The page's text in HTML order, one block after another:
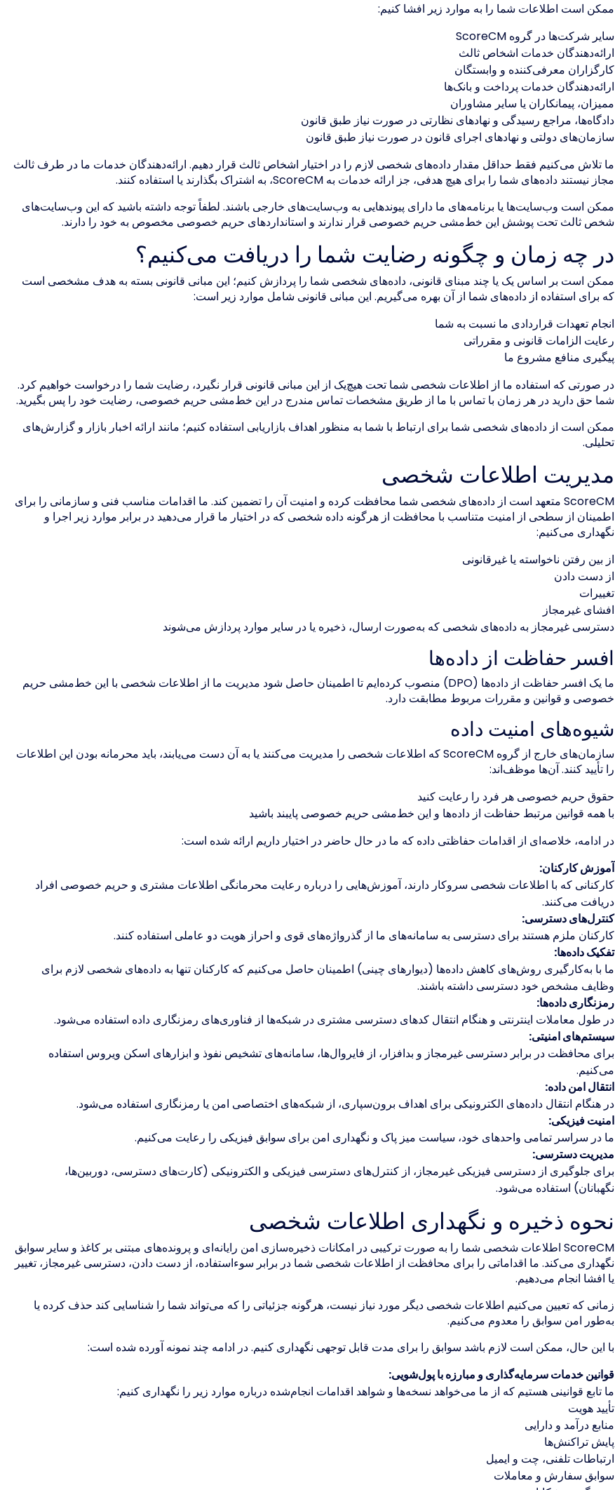
ممکن است اطلاعات شما را به موارد زیر افشا کنیم:
سایر شرکت‌ها در گروه ScoreCM
ارائه‌دهندگان خدمات اشخاص ثالث
کارگزاران معرفی‌کننده و وابستگان
ارائه‌دهندگان خدمات پرداخت و بانک‌ها
ممیزان، پیمانکاران یا سایر مشاوران
دادگاه‌ها، مراجع رسیدگی و نهادهای نظارتی در صورت نیاز طبق قانون
سازمان‌های دولتی و نهادهای اجرای قانون در صورت نیاز طبق قانون
ما تلاش می‌کنیم فقط حداقل مقدار داده‌های شخصی لازم را در اختیار اشخاص ثالث قرار دهیم. ارائه‌دهندگان خدمات ما در طرف ثالث
مجاز نیستند داده‌های شما را برای هیچ هدفی، جز ارائه خدمات به ScoreCM، به اشتراک بگذارند یا استفاده کنند.
ممکن است وب‌سایت‌ها یا برنامه‌های ما دارای پیوندهایی به وب‌سایت‌های خارجی باشند. لطفاً توجه داشته باشید که این وب‌سایت‌های
شخص ثالث تحت پوشش این خط‌مشی حریم خصوصی قرار ندارند و استانداردهای حریم خصوصی مخصوص به خود را دارند.
در چه زمان و چگونه رضایت شما را دریافت می‌کنیم؟
ممکن است بر اساس یک یا چند مبنای قانونی، داده‌های شخصی شما را پردازش کنیم؛ این مبانی قانونی بسته به هدف مشخصی است
که برای استفاده از داده‌های شما از آن بهره می‌گیریم. این مبانی قانونی شامل موارد زیر است:
انجام تعهدات قراردادی ما نسبت به شما
رعایت الزامات قانونی و مقرراتی
پیگیری منافع مشروع ما
در صورتی که استفاده ما از اطلاعات شخصی شما تحت هیچ‌یک از این مبانی قانونی قرار نگیرد، رضایت شما را درخواست خواهیم کرد.
شما حق دارید در هر زمان با تماس با ما از طریق مشخصات تماس مندرج در این خط‌مشی حریم خصوصی، رضایت خود را پس بگیرید.
ممکن است از داده‌های شخصی شما برای ارتباط با شما به منظور اهداف بازاریابی استفاده کنیم؛ مانند ارائه اخبار بازار و گزارش‌های
تحلیلی.
مدیریت اطلاعات شخصی
ScoreCM متعهد است از داده‌های شخصی شما محافظت کرده و امنیت آن را تضمین کند. ما اقدامات مناسب فنی و سازمانی را برای
اطمینان از سطحی از امنیت متناسب با محافظت از هرگونه داده شخصی که در اختیار ما قرار می‌دهید در برابر موارد زیر اجرا و
نگهداری می‌کنیم:
از بین رفتن ناخواسته یا غیرقانونی
از دست دادن
تغییرات
افشای غیرمجاز
دسترسی غیرمجاز به داده‌های شخصی که به‌صورت ارسال، ذخیره یا در سایر موارد پردازش می‌شوند
افسر حفاظت از داده‌ها
ما یک افسر حفاظت از داده‌ها (DPO) منصوب کرده‌ایم تا اطمینان حاصل شود مدیریت ما از اطلاعات شخصی با این خط‌مشی حریم
خصوصی و قوانین و مقررات مربوط مطابقت دارد.
شیوه‌های امنیت داده
سازمان‌های خارج از گروه ScoreCM که اطلاعات شخصی را مدیریت می‌کنند یا به آن دست می‌یابند، باید محرمانه بودن این اطلاعات
را تأیید کنند. آن‌ها موظف‌اند:
حقوق حریم خصوصی هر فرد را رعایت کنید
با همه قوانین مرتبط حفاظت از داده‌ها و این خط‌مشی حریم خصوصی پایبند باشید
در ادامه، خلاصه‌ای از اقدامات حفاظتی داده که ما در حال حاضر در اختیار داریم ارائه شده است:
آموزش کارکنان:
کارکنانی که با اطلاعات شخصی سروکار دارند، آموزش‌هایی را درباره رعایت محرمانگی اطلاعات مشتری و حریم خصوصی افراد
دریافت می‌کنند.
کنترل‌های دسترسی:
کارکنان ملزم هستند برای دسترسی به سامانه‌های ما از گذرواژه‌های قوی و احراز هویت دو عاملی استفاده کنند.
تفکیک داده‌ها:
ما با به‌کارگیری روش‌های کاهش داده‌ها (دیوارهای چینی) اطمینان حاصل می‌کنیم که کارکنان تنها به داده‌های شخصی لازم برای
وظایف مشخص خود دسترسی داشته باشند.
رمزنگاری داده‌ها:
در طول معاملات اینترنتی و هنگام انتقال کدهای دسترسی مشتری در شبکه‌ها از فناوری‌های رمزنگاری داده استفاده می‌شود.
سیستم‌های امنیتی:
برای محافظت در برابر دسترسی غیرمجاز و بدافزار، از فایروال‌ها، سامانه‌های تشخیص نفوذ و ابزارهای اسکن ویروس استفاده
می‌کنیم.
انتقال امن داده:
در هنگام انتقال داده‌های الکترونیکی برای اهداف برون‌سپاری، از شبکه‌های اختصاصی امن یا رمزنگاری استفاده می‌شود.
امنیت فیزیکی:
ما در سراسر تمامی واحدهای خود، سیاست میز پاک و نگهداری امن برای سوابق فیزیکی را رعایت می‌کنیم.
مدیریت دسترسی:
برای جلوگیری از دسترسی فیزیکی غیرمجاز، از کنترل‌های دسترسی فیزیکی و الکترونیکی (کارت‌های دسترسی، دوربین‌ها،
نگهبانان) استفاده می‌شود.
نحوه ذخیره و نگهداری اطلاعات شخصی
ScoreCM اطلاعات شخصی شما را به صورت ترکیبی در امکانات ذخیره‌سازی امن رایانه‌ای و پرونده‌های مبتنی بر کاغذ و سایر سوابق
نگهداری می‌کند. ما اقداماتی را برای محافظت از اطلاعات شخصی شما در برابر سوءاستفاده، از دست دادن، دسترسی غیرمجاز، تغییر
یا افشا انجام می‌دهیم.
زمانی که تعیین می‌کنیم اطلاعات شخصی دیگر مورد نیاز نیست، هرگونه جزئیاتی را که می‌تواند شما را شناسایی کند حذف کرده یا
به‌طور امن سوابق را معدوم می‌کنیم.
با این حال، ممکن است لازم باشد سوابق را برای مدت قابل توجهی نگهداری کنیم. در ادامه چند نمونه آورده شده است:
قوانین خدمات سرمایه‌گذاری و مبارزه با پول‌شویی:
ما تابع قوانینی هستیم که از ما می‌خواهد نسخه‌ها و شواهد اقدامات انجام‌شده درباره موارد زیر را نگهداری کنیم:
تأیید هویت
منابع درآمد و دارایی
پایش تراکنش‌ها
ارتباطات تلفنی، چت و ایمیل
سوابق سفارش و معاملات